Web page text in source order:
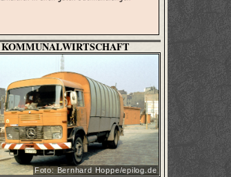
KOMMUNALWIRTSCHAFT
Foto: Bernhard Hoppe/epilog.de